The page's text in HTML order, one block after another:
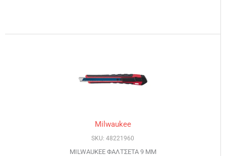
Milwaukee
SKU: 48221960
MILWAUKEE ΦΑΛΤΣΕΤΑ 9 MM